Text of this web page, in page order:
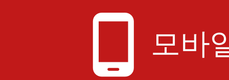
phone_android 모바